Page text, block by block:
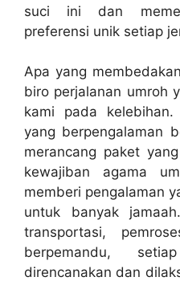
suci ini dan
preferensi unik setiap
Apa yang
biro perjalanan umroh
kami pada
yang berpengalaman
merancang paket
kewajiban agama
memberi pengalaman
untuk banyak
transportasi,
berpemandu,
direncanakan dan